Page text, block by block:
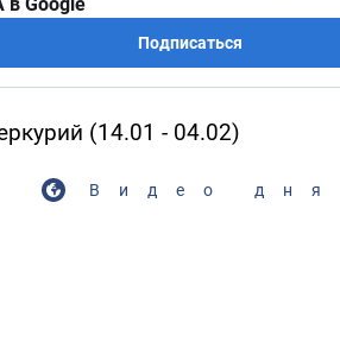
в Google
Подписаться
(14.01 - 04.02)
Видео дня